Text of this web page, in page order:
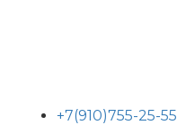
+7(910)755-25-55